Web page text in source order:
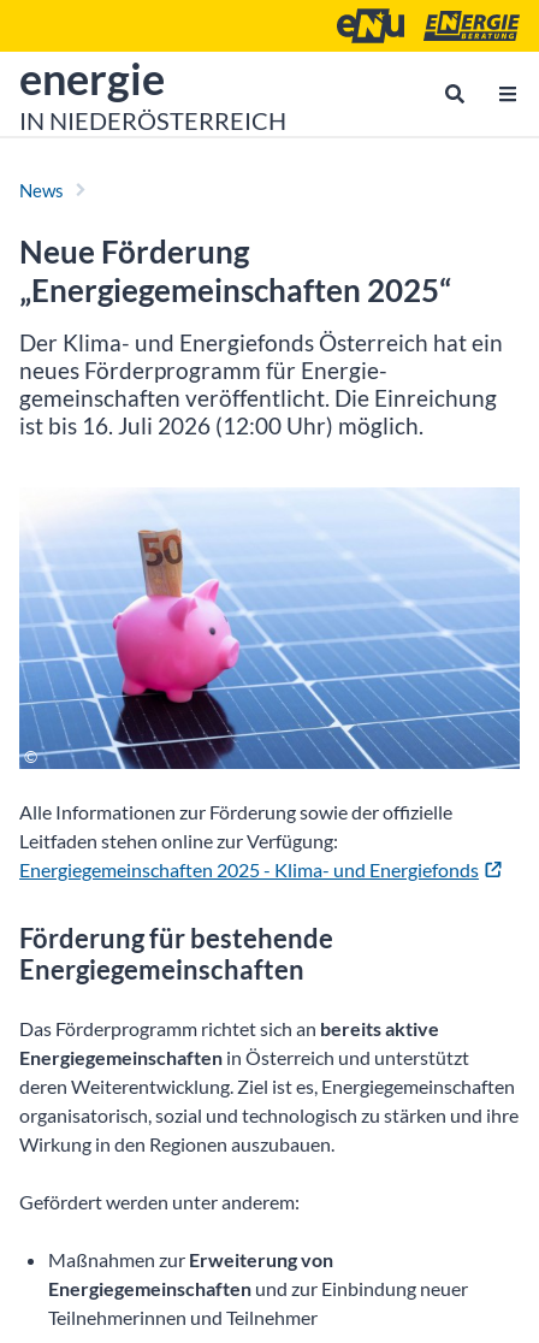
Energie- und
zur Startseite von
energie
IN NIEDERÖSTERREICH
News
Neue Förderung
„Energiegemeinschaften 2025“
Der Klima- und Energiefonds Österreich hat ein
neues Förderprogramm für Energie­
gemeinschaften veröffentlicht. Die Einreichung
ist bis 16. Juli 2026 (12:00 Uhr) möglich.
Alle Informationen zur Förderung sowie der offizielle
Leitfaden stehen online zur Verfügung:
Energiegemeinschaften 2025 - Klima- und Energiefonds
Förderung für bestehende
Energiegemeinschaften
Das Förderprogramm richtet sich an bereits aktive
Energiegemeinschaften in Österreich und unterstützt
deren Weiterentwicklung. Ziel ist es, Energiegemeinschaften
organisatorisch, sozial und technologisch zu stärken und ihre
Wirkung in den Regionen auszubauen.
Gefördert werden unter anderem:
Maßnahmen zur Erweiterung von
Energiegemeinschaften und zur Einbindung neuer
Teilnehmerinnen und Teilnehmer